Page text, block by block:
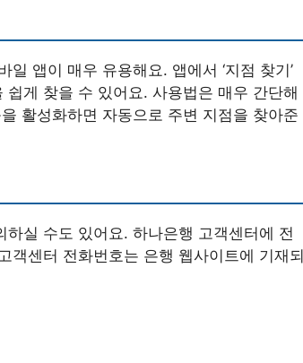
앱이 매우 유용해요. 앱에서 ‘지점 찾기’
게 찾을 수 있어요. 사용법은 매우 간단해
활성화하면 자동으로 주변 지점을 찾아준
실 수도 있어요. 하나은행 고객센터에 전
객센터 전화번호는 은행 웹사이트에 기재되